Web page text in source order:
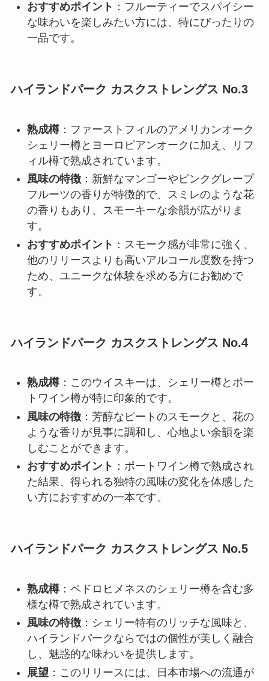
おすすめポイント ：フルーティーでスパイシー
な味わいを楽しみたい方には、特にぴったりの
一品です。
ハイランドパーク カスクストレングス No.3
熟成樽：ファーストフィルのアメリカンオーク
シェリー樽とヨーロピアンオークに加え、リフ
ィル樽で熟成されています。
風味の特徴：新鮮なマンゴーやピンクグレープ
フルーツの香りが特徴的で、スミレのような花
の香りもあり、スモーキーな余韻が広がりま
す。
おすすめポイント ：スモーク感が非常に強く、
他のリリースよりも高いアルコール度数を持つ
ため、ユニークな体験を求める方にお勧めで
す。
ハイランドパーク カスクストレングス No.4
熟成樽：このウイスキーは、シェリー樽とポー
トワイン樽が特に印象的です。
風味の特徴：芳醇なピートのスモークと、花の
ような香りが見事に調和し、心地よい余韻を楽
しむことができます。
おすすめポイント ：ポートワイン樽で熟成され
た結果、得られる独特の風味の変化を体感した
い方におすすめの一本です。
ハイランドパーク カスクストレングス No.5
熟成樽：ペドロヒメネスのシェリー樽を含む多
様な樽で熟成されています。
風味の特徴：シェリー特有のリッチな風味と、
ハイランドパークならではの個性が美しく融合
し、魅惑的な味わいを提供します。
展望 ：このリリースには、日本市場への流通が